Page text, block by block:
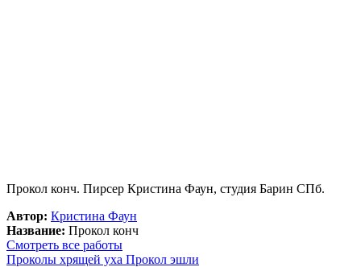
Прокол конч. Пирсер Кристина Фаун, студия Барин СПб.
Автор: Кристина Фаун
Название: Прокол конч
Смотреть все работы
Проколы хрящей уха Прокол эшли